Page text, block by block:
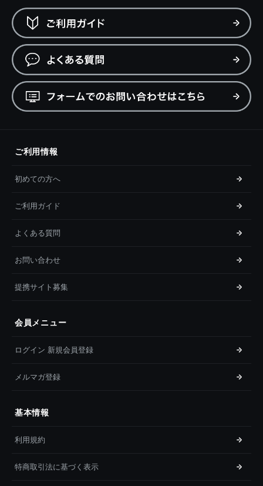
ご利用情報
初めての方へ
ご利用ガイド
よくある質問
お問い合わせ
提携サイト募集
会員メニュー
ログイン 新規会員登録
メルマガ登録
基本情報
利用規約
特商取引法に基づく表示